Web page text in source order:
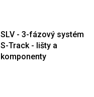
SLV - 3-fázový systém
S-Track - lišty a
komponenty